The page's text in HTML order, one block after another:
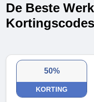
De Beste
50%
KORTING